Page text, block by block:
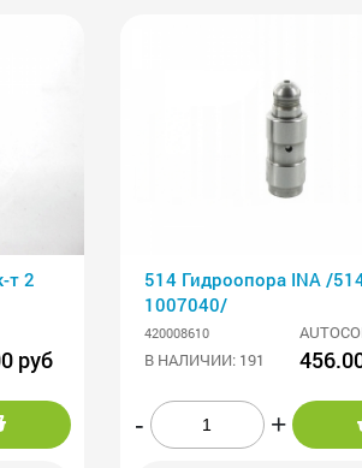
т 2
руб
514 Гидроопора INA /
1007040/
420008610
В НАЛИЧИИ: 191
- +